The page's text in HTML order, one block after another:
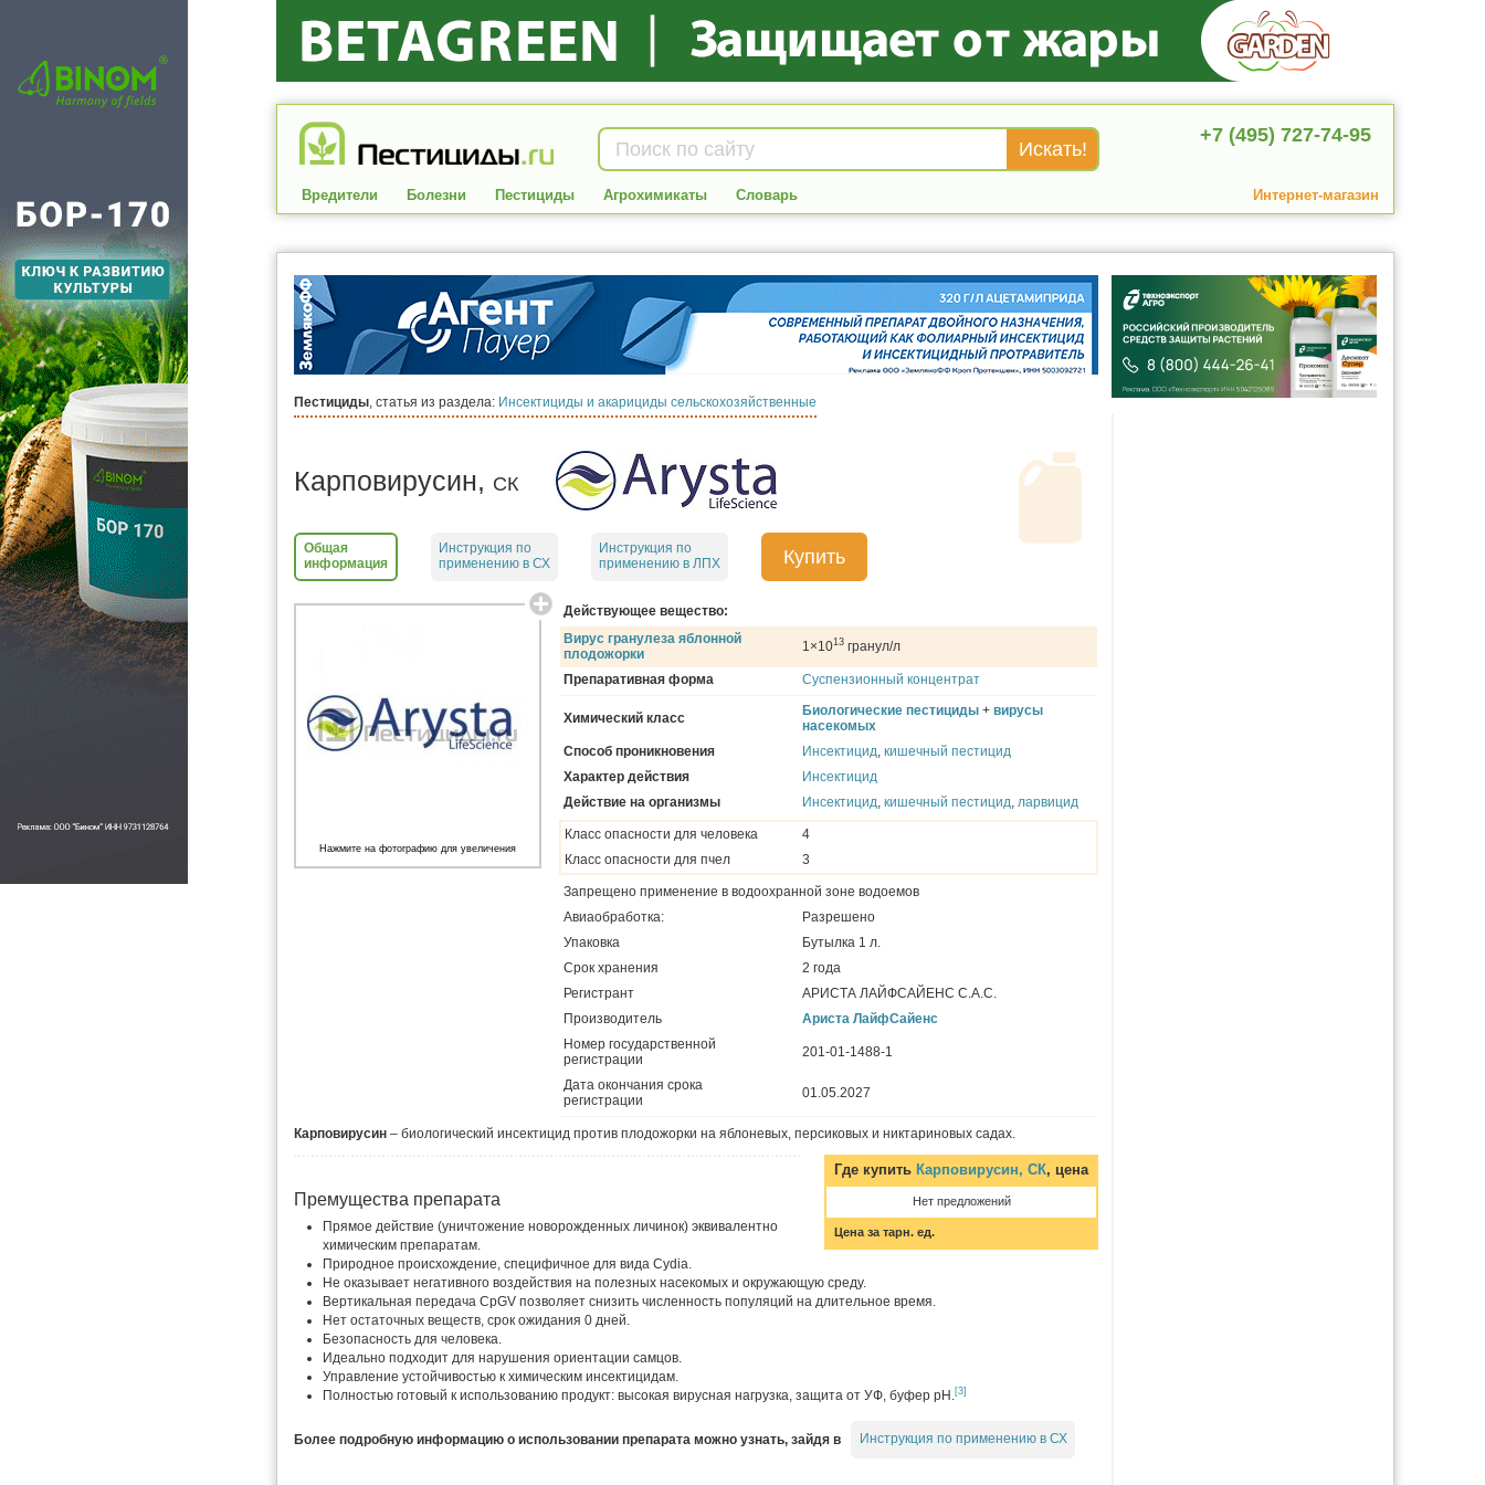
+7 (495) 727-74-95
Вредители Болезни Пестициды Агрохимикаты Словарь Интернет-магазин
Пестициды, статья из раздела: Инсектициды и акарициды сельскохозяйственные
Карповирусин, СК
Общая
информация
Инструкция по
применению в СХ
Инструкция по
применению в ЛПХ
Купить
Действующее вещество:
Вирус гранулеза яблонной
плодожорки
1×1013 гранул/л
Препаративная форма Суспензионный концентрат
Химический класс Биологические пестициды + вирусы
насекомых
Способ проникновения
Инсектицид, кишечный пестицид
Характер действия
Инсектицид
Действие на организмы
Инсектицид, кишечный пестицид, ларвицид
Класс опасности для человека
4
Класс опасности для пчел
3
Запрещено применение в водоохранной зоне водоемов
Авиаобработка:
Разрешено
Упаковка
Бутылка 1 л.
Срок хранения
2 года
Регистрант
АРИСТА ЛАЙФСАЙЕНС С.А.С.
Производитель
Ариста ЛайфСайенс
Номер государственной
регистрации
201-01-1488-1
Дата окончания срока
регистрации
01.05.2027
Нажмите на фотографию для увеличения
Карповирусин – биологический инсектицид против плодожорки на яблоневых, персиковых и никтариновых садах.
Где купить Карповирусин, СК, цена
Нет предложений
Цена за тарн. ед.
Премущества препарата
Прямое действие (уничтожение новорожденных личинок) эквивалентно
химическим препаратам.
Природное происхождение, специфичное для вида Cydia.
Не оказывает негативного воздействия на полезных насекомых и окружающую среду.
Вертикальная передача CpGV позволяет снизить численность популяций на длительное время.
Нет остаточных веществ, срок ожидания 0 дней.
Безопасность для человека.
Идеально подходит для нарушения ориентации самцов.
Управление устойчивостью к химическим инсектицидам.
Полностью готовый к использованию продукт: высокая вирусная нагрузка, защита от УФ, буфер pH.[3]
Более подробную информацию о использовании препарата можно узнать, зайдя в Инструкция по применению в СХ